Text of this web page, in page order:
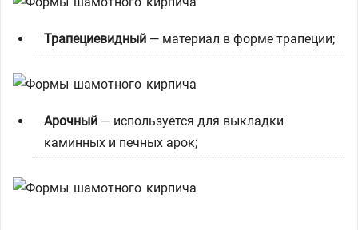
Трапециевидный — материал в форме трапеции;
Арочный — используется для выкладки
каминных и печных арок;